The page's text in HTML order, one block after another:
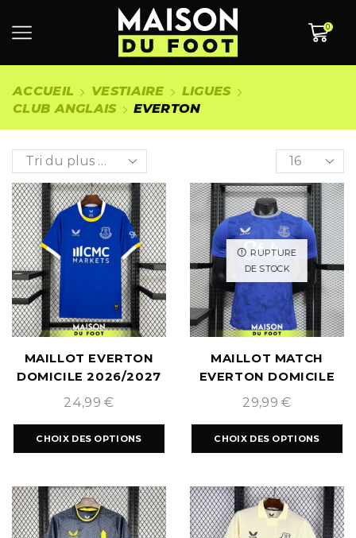
0
ACCUEIL VESTIAIRE
LIGUES
CLUB ANGLAIS
EVERTON
MAILLOT EVERTON
DOMICILE 2026/2027
24,99€
CHOIX DES OPTIONS
RUPTURE
DE STOCK
MAILLOT MATCH
EVERTON DOMICILE
2024/2025
29,99€
CHOIX DES OPTIONS